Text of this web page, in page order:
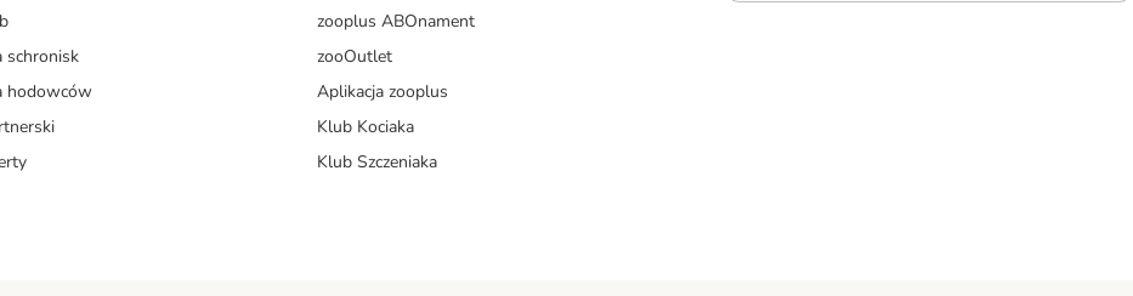
schronisk
hodowców
zooplus ABOnament
zooOutlet
Aplikacja zooplus
Klub Kociaka
Klub Szczeniaka